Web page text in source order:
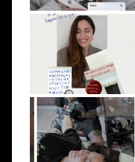
My weird 2025 recap
True Wind Tattoo, Comodoro
Rivadavi...